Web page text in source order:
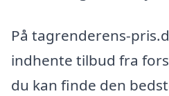
På tagrenderens-
indhente tilbud fra
du kan finde den